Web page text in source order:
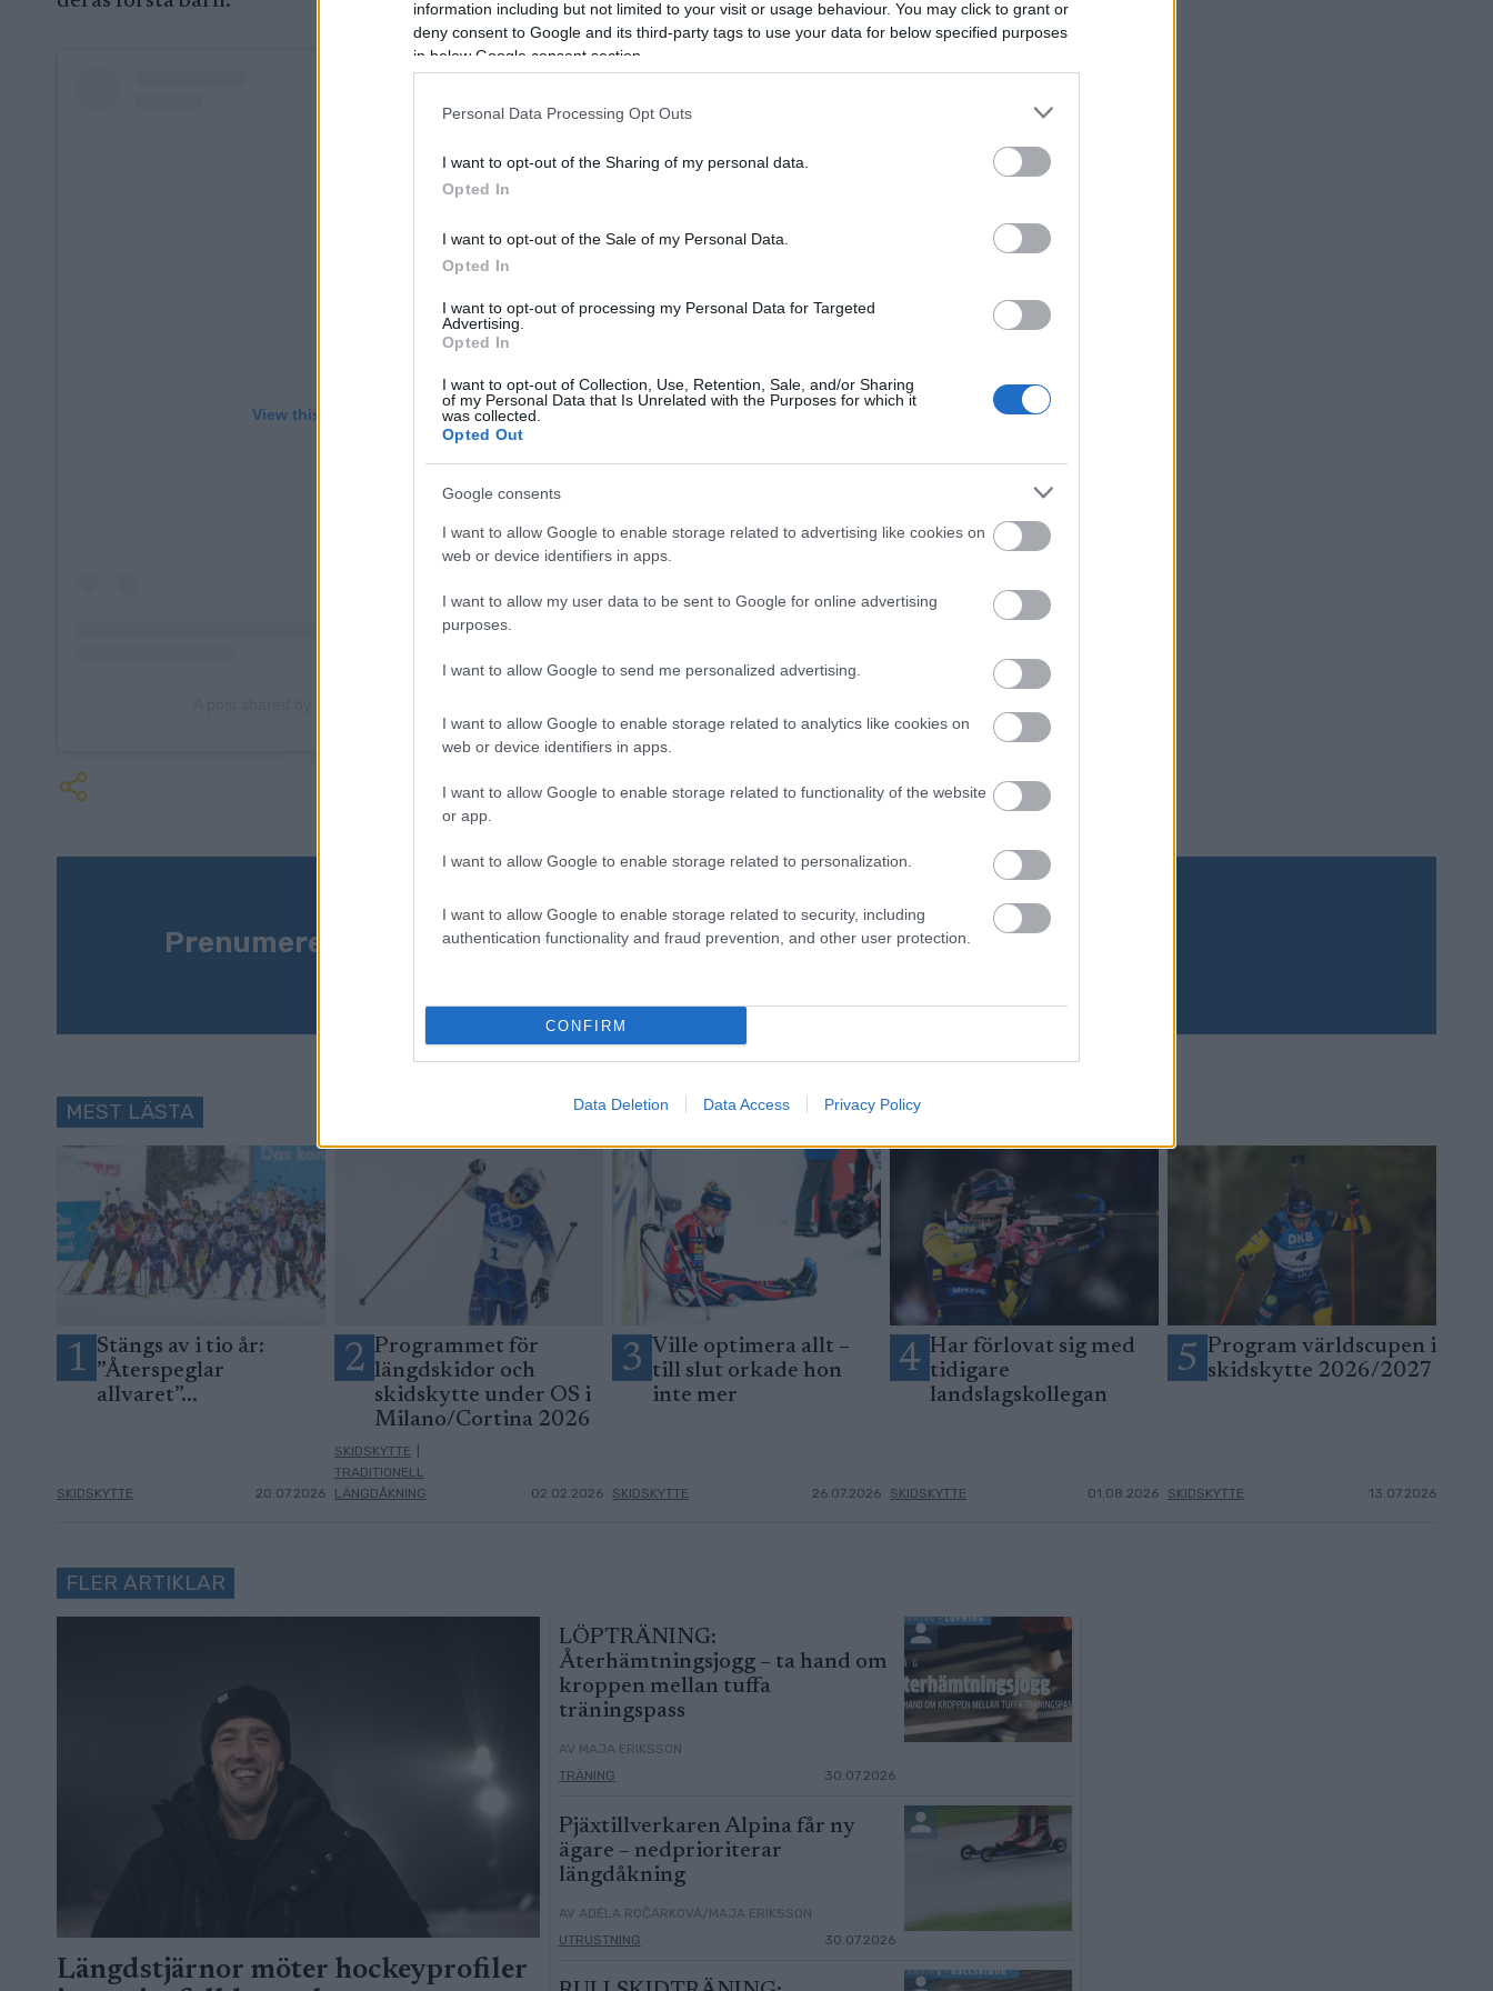
information including but not limited to your visit or usage behaviour. You may click to grant or
deny consent to Google and its third-party tags to use your data for below specified purposes
in below Google consent section.
Personal Data Processing Opt Outs
I want to opt-out of the Sharing of my personal data.
Opted In
I want to opt-out of the Sale of my Personal Data.
Opted In
I want to opt-out of processing my Personal Data for Targeted
Advertising.
Opted In
I want to opt-out of Collection, Use, Retention, Sale, and/or Sharing
of my Personal Data that Is Unrelated with the Purposes for which it
was collected.
Opted Out
Google consents
I want to allow Google to enable storage related to advertising like cookies on
web or device identifiers in apps.
I want to allow my user data to be sent to Google for online advertising
purposes.
I want to allow Google to send me personalized advertising.
I want to allow Google to enable storage related to analytics like cookies on
web or device identifiers in apps.
I want to allow Google to enable storage related to functionality of the website
or app.
I want to allow Google to enable storage related to personalization.
I want to allow Google to enable storage related to security, including
authentication functionality and fraud prevention, and other user protection.
CONFIRM
Data Deletion Data Access Privacy Policy
View this post on Instagram
Prenumerera på vårt nyhetsbrev
MEST LÄSTA
1 Stängs av i tio år:
”Återspeglar
allvaret”...
SKIDSKYTTE 20.07.2026
2 Programmet för
längdskidor och
skidskytte under OS i
Milano/Cortina 2026
SKIDSKYTTE
TRADITIONELL
LÄNGDÅKNING
02.02.2026
3 Ville optimera allt –
till slut orkade hon
inte mer
SKIDSKYTTE 26.07.2026
4 Har förlovat sig med
tidigare
landslagskollegan
SKIDSKYTTE 01.08.2026
5 Program världscupen i
skidskytte 2026/2027
SKIDSKYTTE 13.07.2026
FLER ARTIKLAR
Längdstjärnor möter hockeyprofiler
LÖPTRÄNING:
Återhämtningsjogg – ta hand om
kroppen mellan tuffa
träningspass
AV MAJA ERIKSSON
TRÄNING
30.07.2026
Pjäxtillverkaren Alpina får ny
ägare – nedprioriterar
längdåkning
AV ADÉLA ROČÁRKOVÁ/MAJA ERIKSSON
UTRUSTNING
30.07.2026